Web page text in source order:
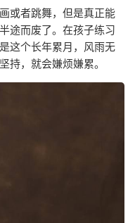
或者跳舞，但是真正能
途而废了。在孩子练习
这个长年累月，风雨无
持，就会嫌烦嫌累。